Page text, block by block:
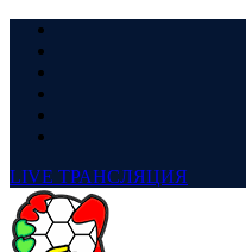
LIVE ТРАНСЛЯЦИЯ